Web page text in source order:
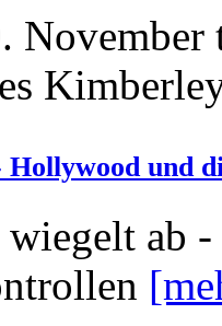
Hollywood und
ab